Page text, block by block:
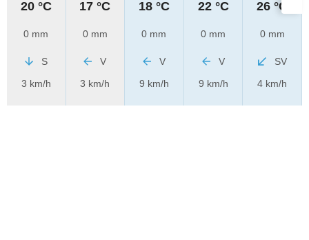
20 °C
0 mm
S
3 km/h
17 °C
0 mm
V
3 km/h
18 °C
0 mm
V
9 km/h
22 °C
0 mm
V
9 km/h
26 °C
0 mm
SV
4 km/h